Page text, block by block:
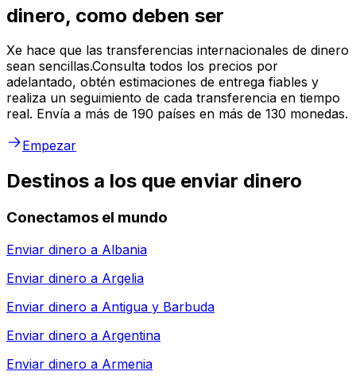
dinero, como deben ser
Xe hace que las transferencias internacionales de dinero
sean sencillas.Consulta todos los precios por
adelantado, obtén estimaciones de entrega fiables y
realiza un seguimiento de cada transferencia en tiempo
real. Envía a más de 190 países en más de 130 monedas.
Empezar
Destinos a los que enviar dinero
Conectamos el mundo
Enviar dinero a Albania
Enviar dinero a Argelia
Enviar dinero a Antigua y Barbuda
Enviar dinero a Argentina
Enviar dinero a Armenia